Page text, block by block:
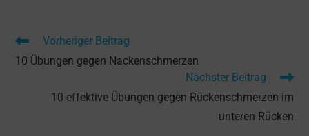
Weitere
Artikel
ansehen
Vorheriger Beitrag
10 Übungen gegen Nackenschmerzen
Nächster Beitrag
10 effektive Übungen gegen Rückenschmerzen im
unteren Rücken